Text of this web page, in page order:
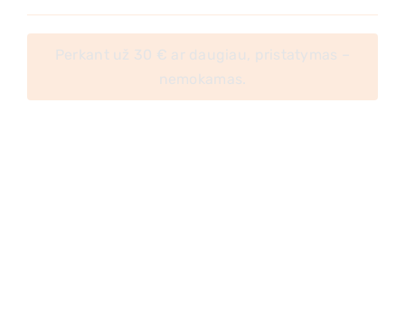
Perkant už 30 € ar daugiau, pristatymas –
nemokamas.